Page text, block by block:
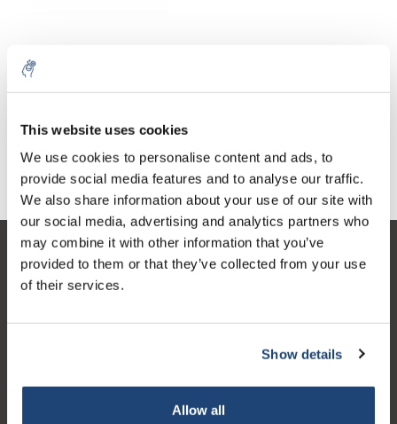
This website uses cookies
We use cookies to personalise content and ads, to
provide social media features and to analyse our traffic.
We also share information about your use of our site with
our social media, advertising and analytics partners who
may combine it with other information that you’ve
provided to them or that they’ve collected from your use
of their services.
Show details
Allow all
3,3-Diaminobenzidin
Tetrahydrochlorid
Kundendienst
Mein Konto
Kontakt